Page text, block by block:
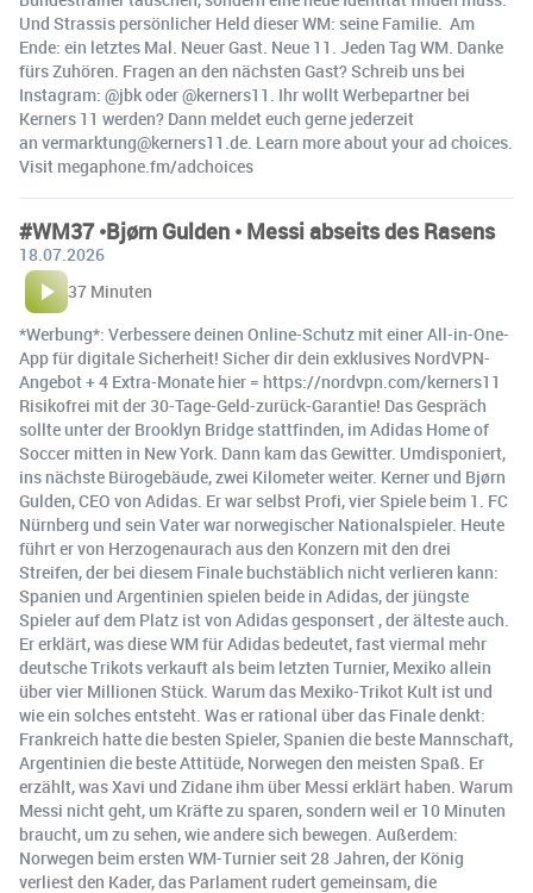
Und Strassis persönlicher Held dieser WM: seine Familie. Am
Ende: ein letztes Mal. Neuer Gast. Neue 11. Jeden Tag WM. Danke
fürs Zuhören. Fragen an den nächsten Gast? Schreib uns bei
Instagram: @jbk oder @kerners11. Ihr wollt Werbepartner bei
Kerners 11 werden? Dann meldet euch gerne jederzeit
an vermarktung@kerners11.de. Learn more about your ad choices.
Visit megaphone.fm/adchoices
#WM37 •Bjørn Gulden • Messi abseits des Rasens
18.07.2026
37 Minuten
*Werbung*: Verbessere deinen Online-Schutz mit einer All-in-One-
App für digitale Sicherheit! Sicher dir dein exklusives NordVPN-
Angebot + 4 Extra-Monate hier = ⁠https://nordvpn.com/kerners11⁠
Risikofrei mit der 30-Tage-Geld-zurück-Garantie! Das Gespräch
sollte unter der Brooklyn Bridge stattfinden, im Adidas Home of
Soccer mitten in New York. Dann kam das Gewitter. Umdisponiert,
ins nächste Bürogebäude, zwei Kilometer weiter. Kerner und Bjørn
Gulden, CEO von Adidas. Er war selbst Profi, vier Spiele beim 1. FC
Nürnberg und sein Vater war norwegischer Nationalspieler. Heute
führt er von Herzogenaurach aus den Konzern mit den drei
Streifen, der bei diesem Finale buchstäblich nicht verlieren kann:
Spanien und Argentinien spielen beide in Adidas, der jüngste
Spieler auf dem Platz ist von Adidas gesponsert , der älteste auch.
Er erklärt, was diese WM für Adidas bedeutet, fast viermal mehr
deutsche Trikots verkauft als beim letzten Turnier, Mexiko allein
über vier Millionen Stück. Warum das Mexiko-Trikot Kult ist und
wie ein solches entsteht. Was er rational über das Finale denkt:
Frankreich hatte die besten Spieler, Spanien die beste Mannschaft,
Argentinien die beste Attitüde, Norwegen den meisten Spaß. Er
erzählt, was Xavi und Zidane ihm über Messi erklärt haben. Warum
Messi nicht geht, um Kräfte zu sparen, sondern weil er 10 Minuten
braucht, um zu sehen, wie andere sich bewegen. Außerdem:
Norwegen beim ersten WM-Turnier seit 28 Jahren, der König
verliest den Kader, das Parlament rudert gemeinsam, die